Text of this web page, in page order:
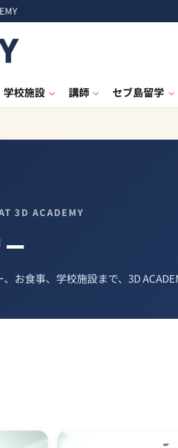
学校施設 講師 セブ島留学
3D ACADEMY
お食事、学校施設まで、3D